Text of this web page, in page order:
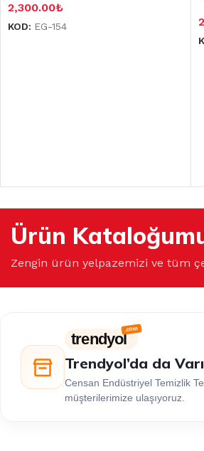
2,300.00₺
KOD: EG-154
Ürün
Zengin ürün yelpazemizi ve tüm
trendyol
Trendyol’da da
Censan Endüstriyel Temizlik
müşterilerimize ulaşıyoruz.